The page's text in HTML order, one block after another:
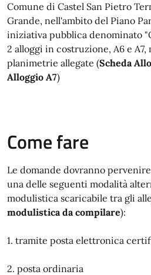
Comune di Castel San Pietro
Grande, nell'ambito del Piano
iniziativa pubblica denominato
2 alloggi in costruzione, A6 e
planimetrie allegate (Scheda
Alloggio A7)
Come fare
Le domande dovranno
una delle seguenti modalità
modulistica scaricabile tra gli
modulistica da compilare):
1. tramite posta elettronica
2. posta ordinaria